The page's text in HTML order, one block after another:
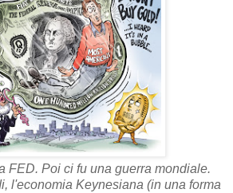
FED. Poi ci fu una guerra mondiale.
l'economia Keynesiana (in una forma